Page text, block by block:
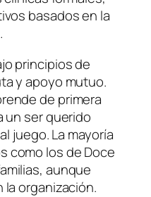
basados en la
principios de
y apoyo mutuo.
de primera
un ser querido
juego. La mayoría
como los de Doce
aunque
organización.